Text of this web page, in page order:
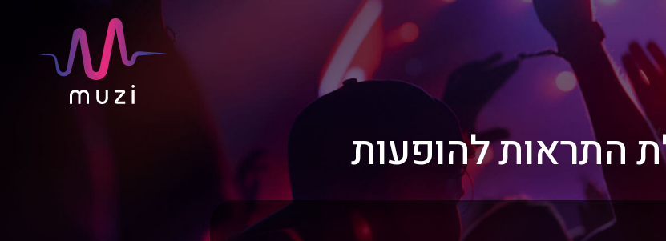
התראות להופעות